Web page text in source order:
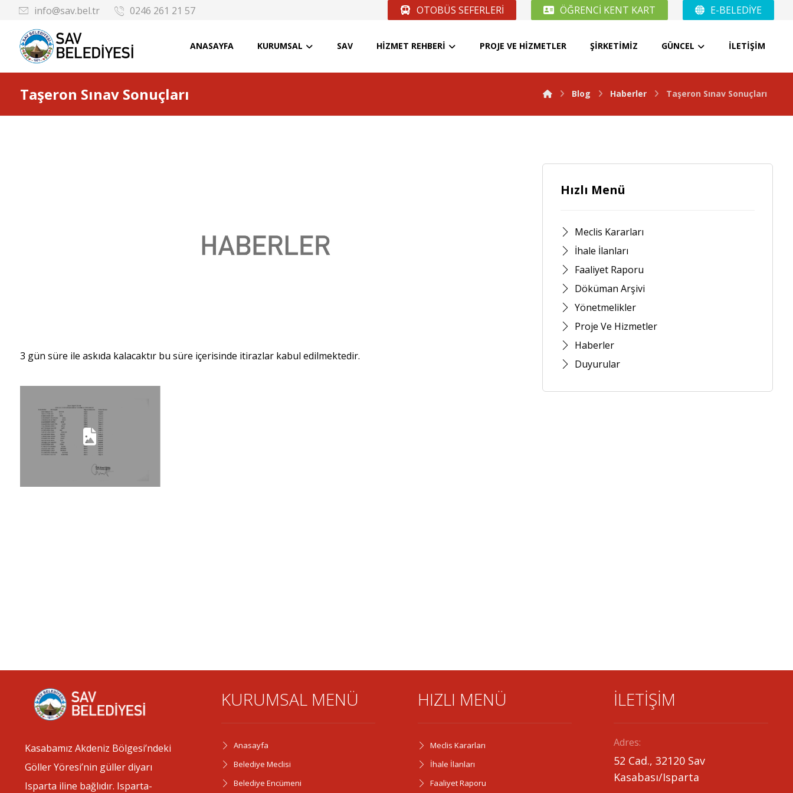
info@sav.bel.tr 0246 261 21 57 E-BELEDİYE
ÖĞRENCİ KENT KART
OTOBÜS SEFERLERİ
ANASAYFA KURUMSAL SAV HİZMET REHBERİ PROJE VE HİZMETLER ŞİRKETİMİZ GÜNCEL İLETİŞİM
Taşeron Sınav Sonuçları Blog Haberler Taşeron Sınav Sonuçları
3 gün süre ile askıda kalacaktır bu süre içerisinde itirazlar kabul edilmektedir.
Hızlı Menü
Meclis Kararları
İhale İlanları
Faaliyet Raporu
Döküman Arşivi
Yönetmelikler
Proje Ve Hizmetler
Haberler
Duyurular
Kasabamız Akdeniz Bölgesi’ndeki
Göller Yöresi’nin güller diyarı
Isparta iline bağlıdır. Isparta-
KURUMSAL MENÜ
Anasayfa
Belediye Meclisi
Belediye Encümeni
HIZLI MENÜ
Meclis Kararları
İhale İlanları
Faaliyet Raporu
İLETİŞİM
Adres:
52 Cad., 32120 Sav
Kasabası/Isparta